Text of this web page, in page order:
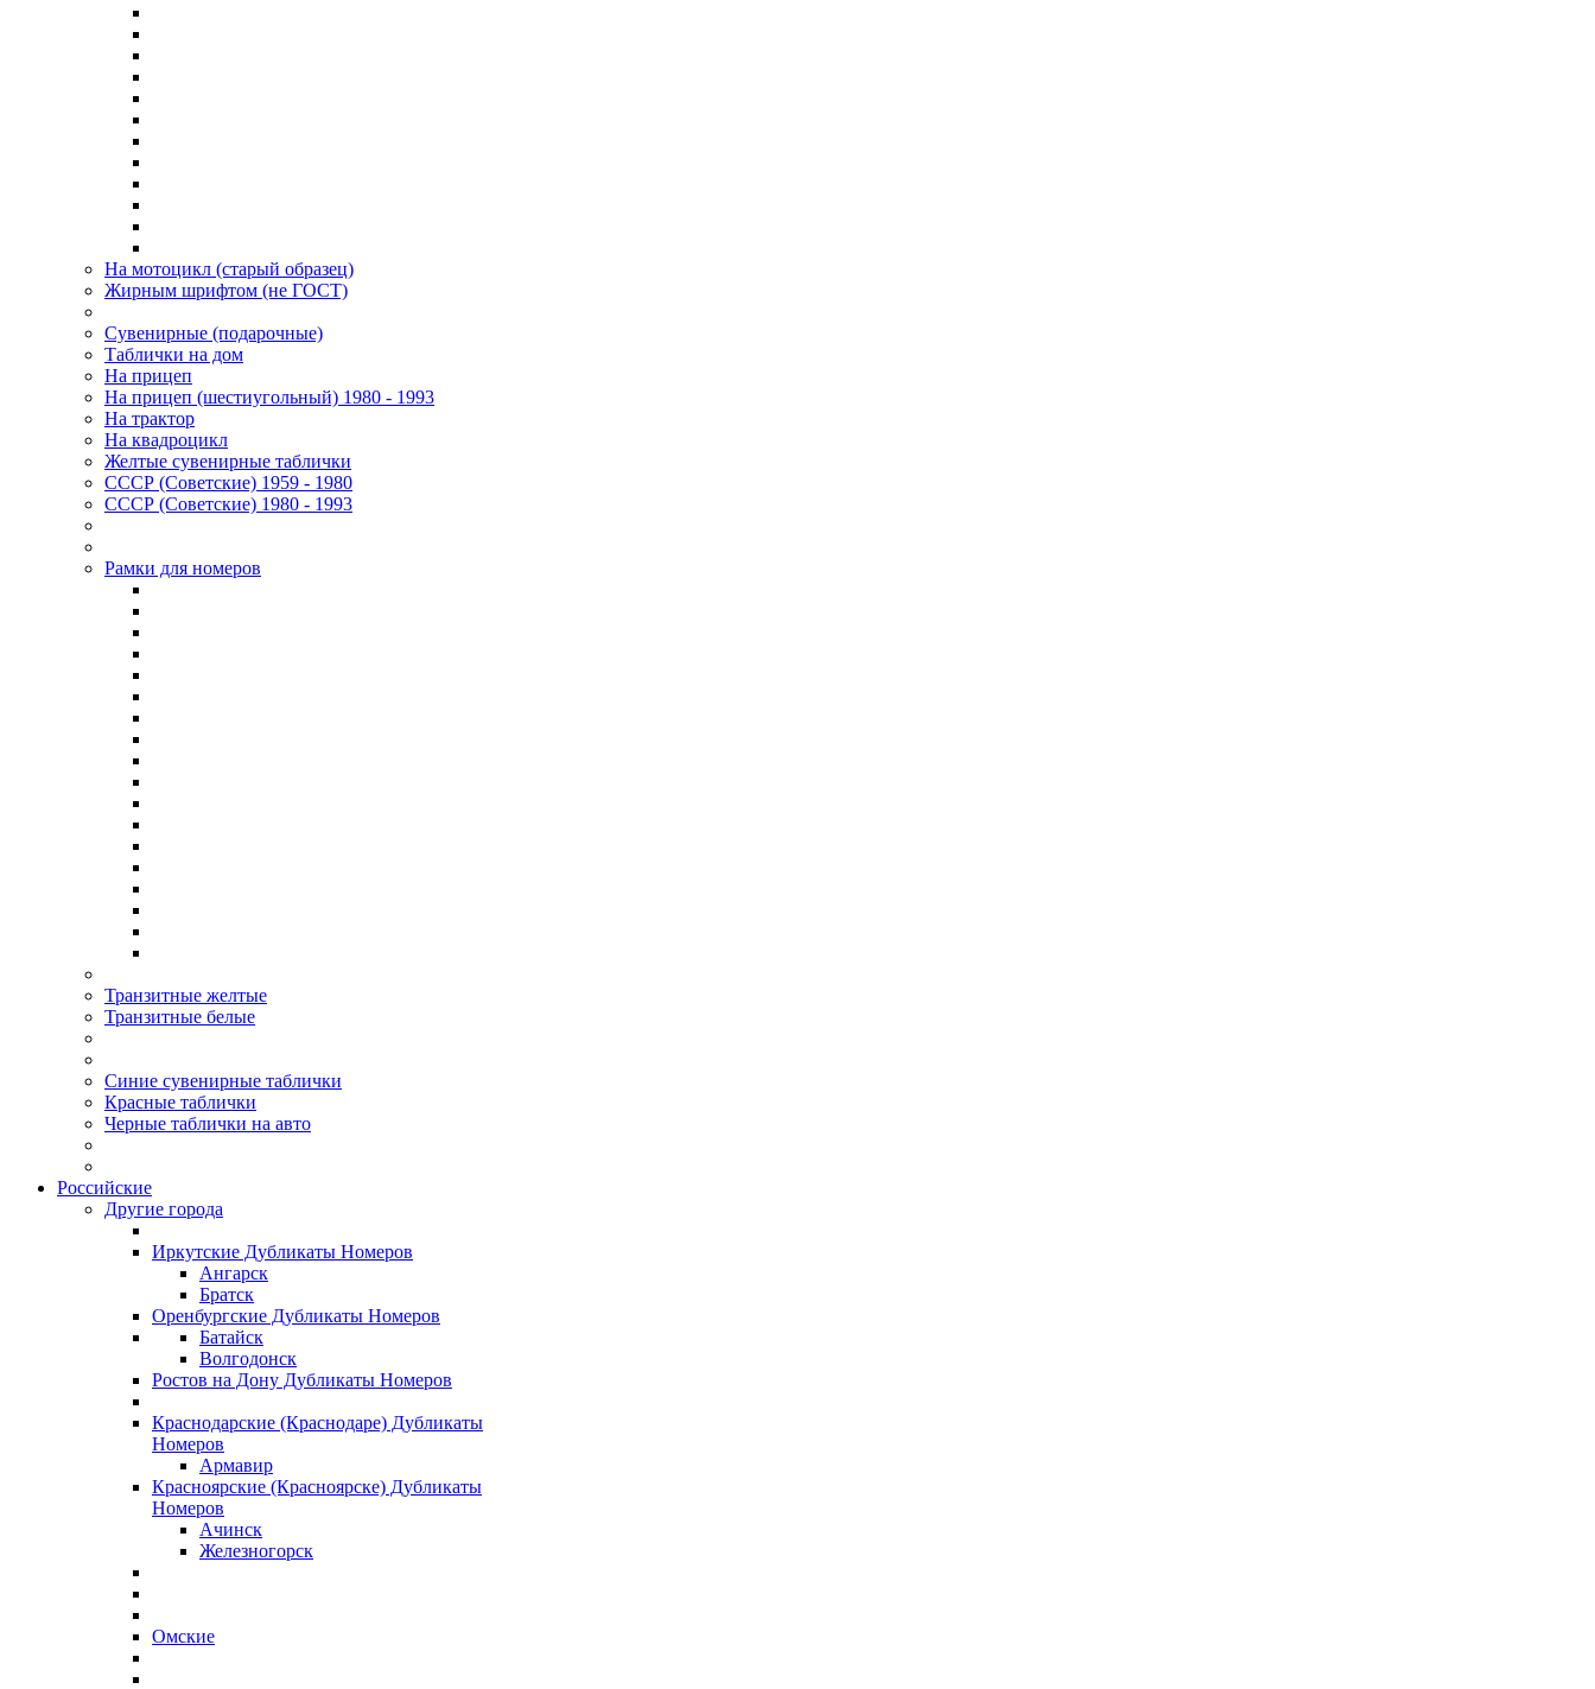
На мотоцикл (старый образец)
Жирным шрифтом (не ГОСТ)
Сувенирные (подарочные)
Таблички на дом
На прицеп
На прицеп (шестиугольный) 1980 - 1993
На трактор
На квадроцикл
Желтые сувенирные таблички
СССР (Советские) 1959 - 1980
СССР (Советские) 1980 - 1993
Рамки для номеров
Транзитные желтые
Транзитные белые
Синие сувенирные таблички
Красные таблички
Черные таблички на авто
Российские
Другие города
Иркутские Дубликаты Номеров
Ангарск
Братск
Оренбургские Дубликаты Номеров
Батайск
Волгодонск
Ростов на Дону Дубликаты Номеров
Краснодарские (Краснодаре) Дубликаты
Номеров
Армавир
Красноярские (Красноярске) Дубликаты
Номеров
Ачинск
Железногорск
Омские